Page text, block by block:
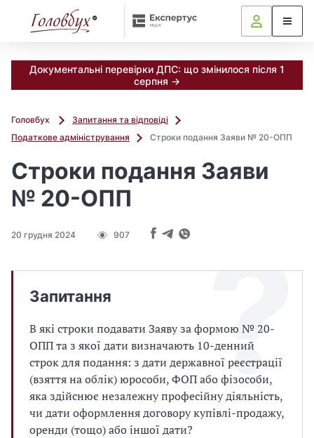
Документальні перевірки ДПС: що змінилося після 1
серпня →
Головбух
Запитання та відповіді
Податкове адміністрування
Строки подання Заяви № 20-ОПП
Строки подання Заяви
№ 20-ОПП
20 грудня 2024 907
Запитання
В які строки подавати Заяву за формою № 20-
ОПП та з якої дати визначають 10-денний
строк для подання: з дати державної реєстрації
(взяття на облік) юрособи, ФОП або фізособи,
яка здійснює незалежну професійну діяльність,
чи дати оформлення договору купівлі-продажу,
оренди (тощо) або іншої дати?